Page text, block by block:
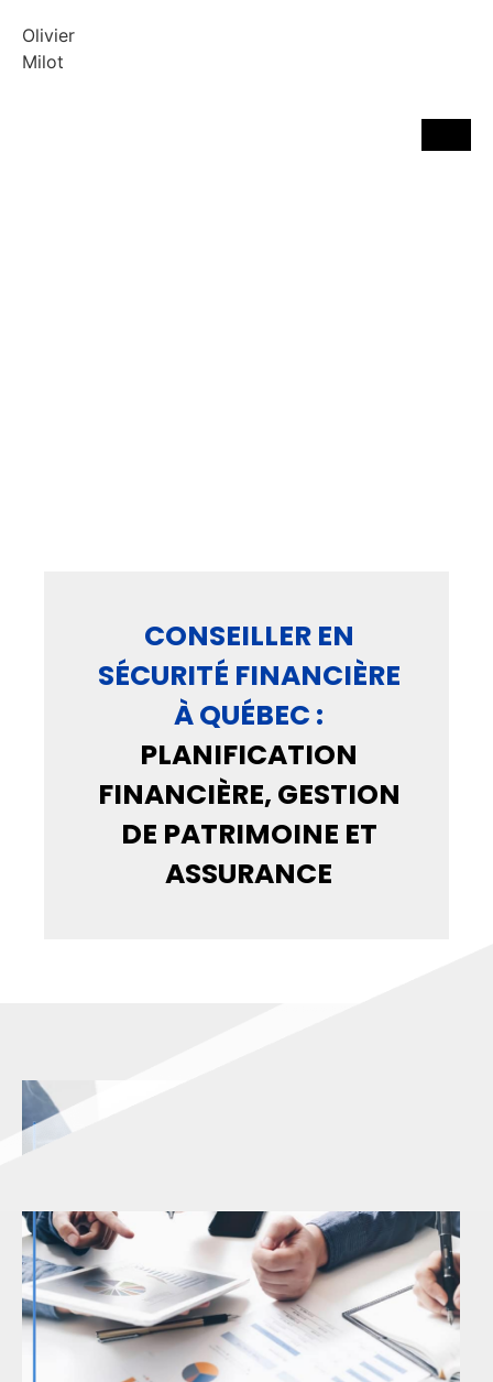
Olivier
Milot
CONSEILLER EN
SÉCURITÉ FINANCIÈRE
À QUÉBEC :
PLANIFICATION
FINANCIÈRE, GESTION
DE PATRIMOINE ET
ASSURANCE